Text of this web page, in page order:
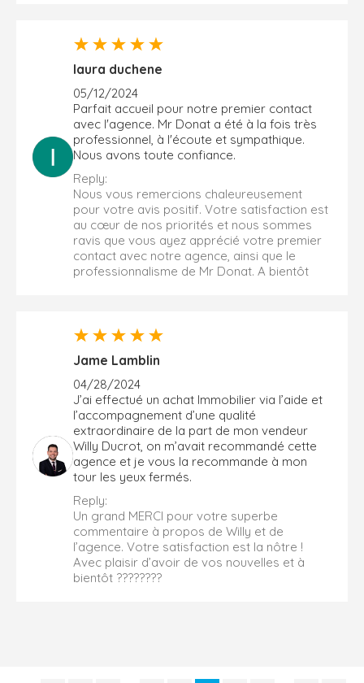
laura duchene
05/12/2024
Parfait accueil pour notre premier contact
avec l'agence. Mr Donat a été à la fois très
professionnel, à l'écoute et sympathique.
Nous avons toute confiance.
Reply:
Nous vous remercions chaleureusement
pour votre avis positif. Votre satisfaction est
au cœur de nos priorités et nous sommes
ravis que vous ayez apprécié votre premier
contact avec notre agence, ainsi que le
professionnalisme de Mr Donat. A bientôt
Jame Lamblin
04/28/2024
J’ai effectué un achat Immobilier via l’aide et
l’accompagnement d’une qualité
extraordinaire de la part de mon vendeur
Willy Ducrot, on m’avait recommandé cette
agence et je vous la recommande à mon
tour les yeux fermés.
Reply:
Un grand MERCI pour votre superbe
commentaire à propos de Willy et de
l’agence. Votre satisfaction est la nôtre !
Avec plaisir d’avoir de vos nouvelles et à
bientôt ????????